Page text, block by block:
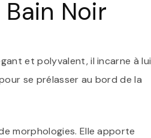
Noir
et polyvalent, il incarne à lui
se prélasser au bord de la
morphologies. Elle apporte